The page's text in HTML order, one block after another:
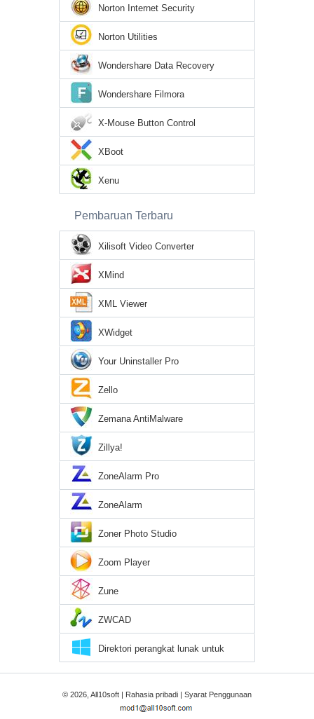
Norton Internet Security
Norton Utilities
Wondershare Data Recovery
Wondershare Filmora
X-Mouse Button Control
XBoot
Xenu
Pembaruan Terbaru
Xilisoft Video Converter
XMind
XML Viewer
XWidget
Your Uninstaller Pro
Zello
Zemana AntiMalware
Zillya!
ZoneAlarm Pro
ZoneAlarm
Zoner Photo Studio
Zoom Player
Zune
ZWCAD
Direktori perangkat lunak untuk
Windows 10
© 2026, All10soft | Rahasia pribadi Syarat Penggunaan